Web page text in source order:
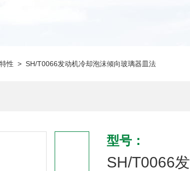
性 > SH/T0066发动机冷却泡沫倾向玻璃器皿法
型号：
SH/T0066